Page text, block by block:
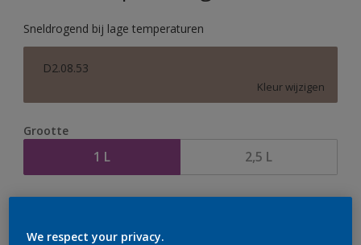
Sneldrogend bij lage temperaturen
D2.08.53
Kleur wijzigen
Grootte
1 L 2,5 L
We respect your privacy.